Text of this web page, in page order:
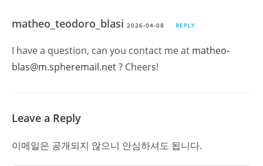
matheo_teodoro_blasi 2026-04-08 REPLY
I have a question, can you contact me at matheo-
blas@m.spheremail.net? Cheers!
Leave a Reply
이메일은 공개되지 않으니 안심하셔도 됩니다.